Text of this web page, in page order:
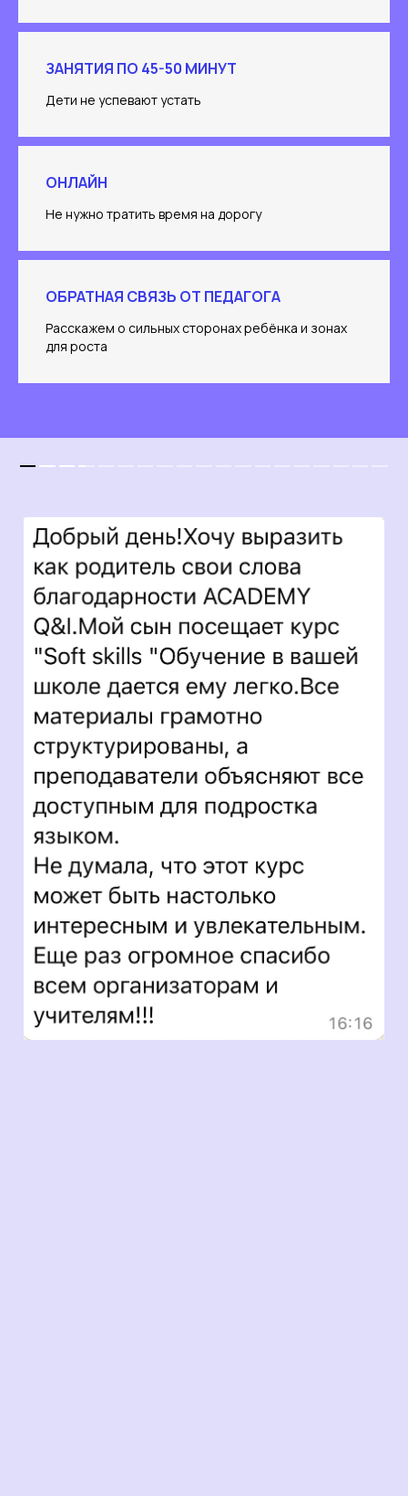
ЗАНЯТИЯ ПО 45-50 МИНУТ
Дети не успевают устать
ОНЛАЙН
Не нужно тратить время на дорогу
ОБРАТНАЯ СВЯЗЬ ОТ ПЕДАГОГА
Расскажем о сильных сторонах ребёнка и зонах
для роста